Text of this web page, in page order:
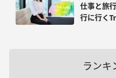
仕事と旅
行に行く
ランキ